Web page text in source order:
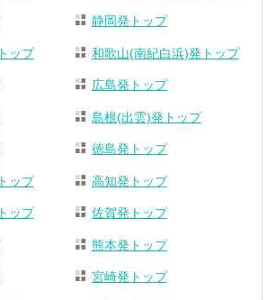
静岡発トップ
ップ 和歌山(南紀白浜)発トップ
広島発トップ
島根(出雲)発トップ
徳島発トップ
ップ 高知発トップ
ップ 佐賀発トップ
熊本発トップ
宮崎発トップ